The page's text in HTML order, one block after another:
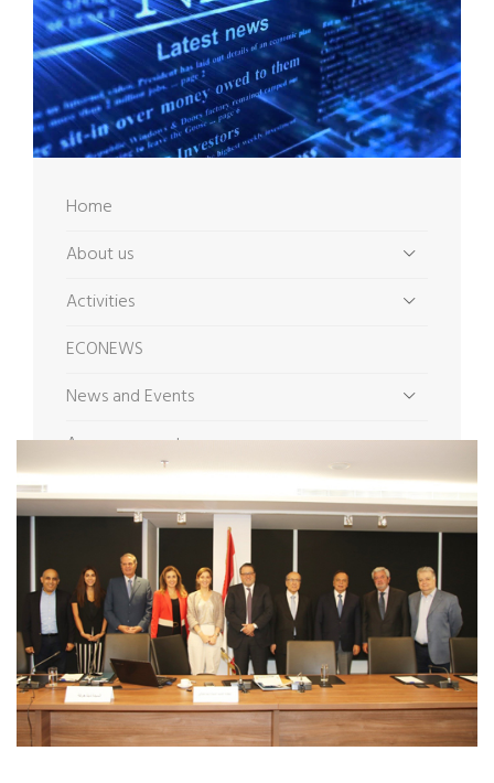
Home
About us
Activities
ECONEWS
News and Events
Announcements